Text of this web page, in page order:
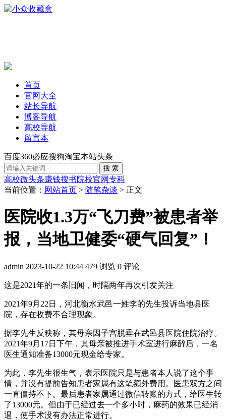
首页
官网大全
站长导航
博客导航
高校导航
留言本
百度360必应搜狗淘宝本站头条
高校微头条赚钱搜书院校官网专科
当前位置： 网站首页 > 随笔杂谈 > 正文
医院收1.3万“飞刀费”被患者举
报，当地卫健委“硬气回复”！
admin 2023-10-22 10:44 479 浏览 0 评论
这是2021年的一条旧闻，时隔两年再次引发关注
2021年9月22日，河北衡水武邑一姓李的先生投诉当地县医
院，存在收费不合理现象。
据李先生反映称，其母亲因子宫脱垂在武邑县医院住院治疗。
2021年9月17日下午，其母亲被推进手术室进行麻醉后，一名
医生通知准备13000元现金给专家。
为此，李先生很生气，表示医院只是与患者本人说了这个事
情，并没有提前告知患者家属有这笔额外费用。医患双方之间
一直僵持不下。最后患者家属通过微信转账的方式，给医生转
了13000元。但由于已经过去一个多小时，麻药的效果已经消
退，使手术没有办法正常进行。